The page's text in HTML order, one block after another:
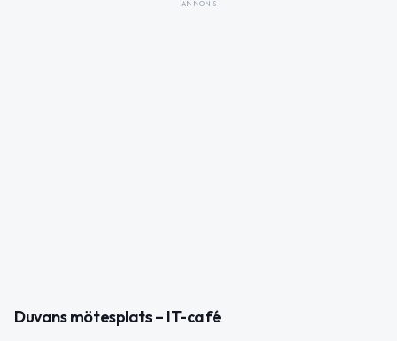
ANNONS
Duvans mötesplats – IT-café